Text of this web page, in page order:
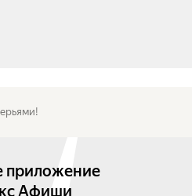
приложение
Афиши